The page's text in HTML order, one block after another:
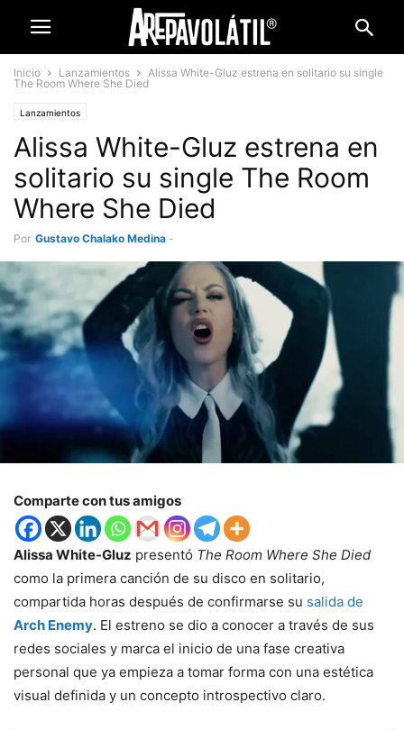
Inicio Lanzamientos
Alissa White-Gluz estrena en solitario su single
The Room Where She Died
Lanzamientos
Alissa White-Gluz estrena en
solitario su single The Room
Where She Died
Por Gustavo Chalako Medina -
Comparte con tus amigos
Alissa White-Gluz presentó The Room Where She Died
como la primera canción de su disco en solitario,
compartida horas después de confirmarse su salida de
Arch Enemy. El estreno se dio a conocer a través de sus
redes sociales y marca el inicio de una fase creativa
personal que ya empieza a tomar forma con una estética
visual definida y un concepto introspectivo claro.